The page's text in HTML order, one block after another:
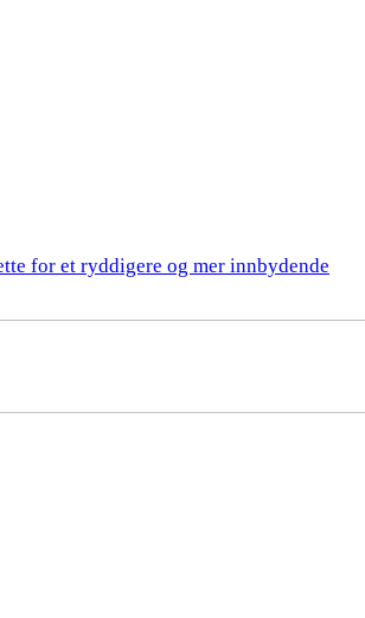
for et ryddigere og mer innbydende